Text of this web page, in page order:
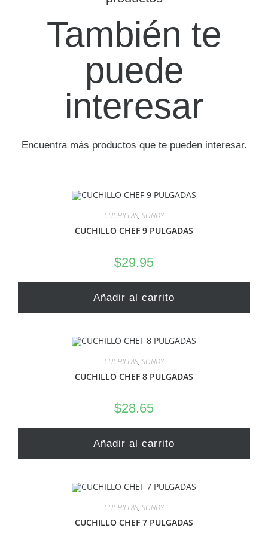
También te
puede
interesar
Encuentra más productos que te pueden interesar.
CUCHILLAS, SONDY
CUCHILLO CHEF 9 PULGADAS
$29.95
Añadir al carrito
CUCHILLAS, SONDY
CUCHILLO CHEF 8 PULGADAS
$28.65
Añadir al carrito
CUCHILLAS, SONDY
CUCHILLO CHEF 7 PULGADAS